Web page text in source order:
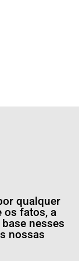
qualquer
os fatos, a
nesses
nossas